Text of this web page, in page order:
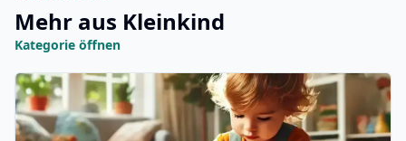
Mehr aus Kleinkind
Kategorie öffnen